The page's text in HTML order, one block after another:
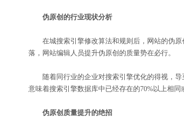
伪原创的行业现状分析
在城搜索引擎修改算法和规则后，网站的伪原
落，网站编辑人员提升伪原创的质量势在必行。
随着同行业的企业对搜索引擎优化的得视，导
意味着搜索引擎数据库中已经存在的70%以上相
伪原创质量提升的绝招